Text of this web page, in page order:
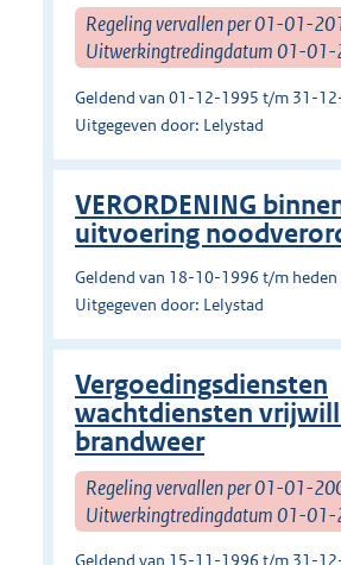
Regeling vervallen per 01-01-
Uitwerkingtredingdatum 01-
Geldend van 01-12-1995 t/m 31-
Uitgegeven door: Lelystad
VERORDENING
uitvoering
Geldend van 18-10-1996 t/m heden
Uitgegeven door: Lelystad
Vergoedingsdiensten
wachtdiensten
brandweer
Regeling vervallen per 01-01-
Uitwerkingtredingdatum 01-